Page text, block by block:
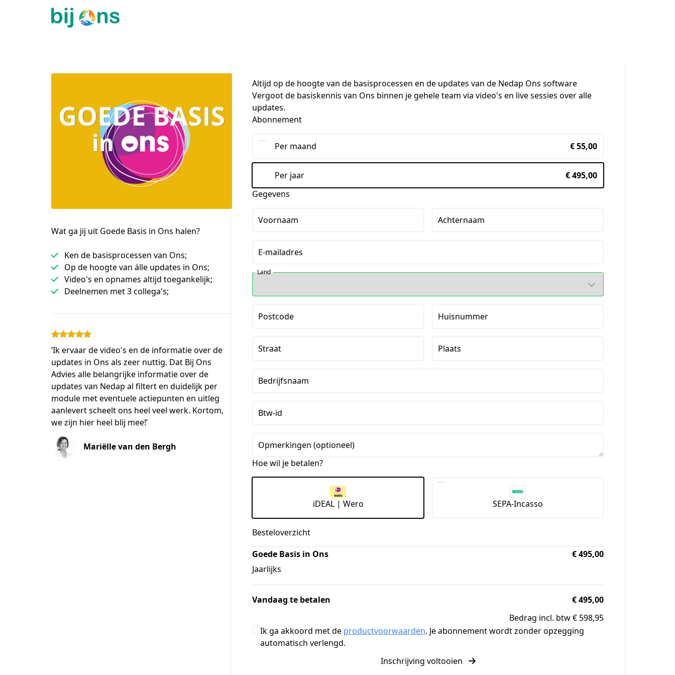
Wat ga jij uit Goede Basis in Ons halen?
Ken de basisprocessen van Ons;
Op de hoogte van álle updates in Ons;
Video's en opnames altijd toegankelijk;
Deelnemen met 3 collega's;
‘Ik ervaar de video's en de informatie over de
updates in Ons als zeer nuttig. Dat Bij Ons
Advies alle belangrijke informatie over de
updates van Nedap al filtert en duidelijk per
module met eventuele actiepunten en uitleg
aanlevert scheelt ons heel veel werk. Kortom,
we zijn hier heel blij mee!’
Mariëlle van den Bergh
Altijd op de hoogte van de basisprocessen en de updates van de Nedap Ons software
Vergoot de basiskennis van Ons binnen je gehele team via video's en live sessies over alle
updates.
Abonnement
Per maand € 55,00
Per jaar
€ 495,00
Gegevens
Voornaam Achternaam
E-mailadres
Land
Postcode Huisnummer
Straat Plaats
Bedrijfsnaam
Btw-id
Opmerkingen (optioneel)
Hoe wil je betalen?
iDEAL | Wero SEPA-Incasso
Besteloverzicht
Goede Basis in Ons
Jaarlijks
€ 495,00
Vandaag te betalen
€ 495,00
Bedrag incl. btw € 598,95
Ik ga akkoord met de productvoorwaarden. Je abonnement wordt zonder opzegging
automatisch verlengd.
Inschrijving voltooien